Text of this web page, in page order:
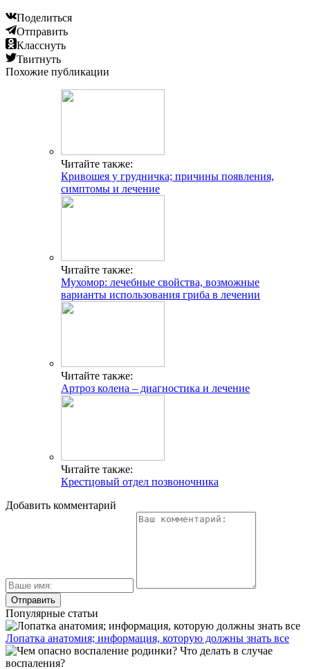
Поделиться
Отправить
Класснуть
Твитнуть
Похожие публикации
Читайте также:
Кривошея у грудничка; причины появления,
симптомы и лечение
Читайте также:
Мухомор: лечебные свойства, возможные
варианты использования гриба в лечении
Читайте также:
Артроз колена – диагностика и лечение
Читайте также:
Крестцовый отдел позвоночника
Добавить комментарий
Популярные статьи
Лопатка анатомия; информация, которую должны знать все